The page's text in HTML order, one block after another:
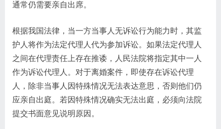
通常仍需要亲自出席。
根据我国法律，当一方当事人无诉讼行为能力时，其监
护人将作为法定代理人代为参加诉讼。如果法定代理人
之间在代理责任上存在推诿，人民法院将指定其中一人
作为诉讼代理人。对于离婚案件，即使存在诉讼代理
人，除非当事人因特殊情况无法表达意思，否则他们仍
应亲自出庭。若因特殊情况确实无法出庭，必须向法院
提交书面意见说明原因。